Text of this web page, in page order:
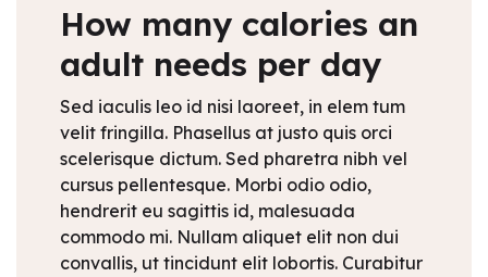
How many calories an
adult needs per day
Sed iaculis leo id nisi laoreet, in elem tum
velit fringilla. Phasellus at justo quis orci
scelerisque dictum. Sed pharetra nibh vel
cursus pellentesque. Morbi odio odio,
hendrerit eu sagittis id, malesuada
commodo mi. Nullam aliquet elit non dui
convallis, ut tincidunt elit lobortis. Curabitur